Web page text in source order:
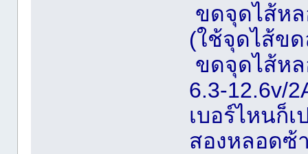
ขดจุดไส้หล
(ใช้จุดไส้ข
ขดจุดไส้หล
6.3-12.6v/
เบอร์ไหนก็
สองหลอดซ้